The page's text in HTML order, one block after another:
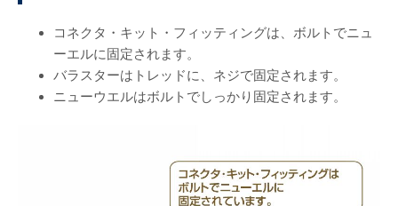
コネクタ・キット・フィッティングは、ボルトでニュ
ーエルに固定されます。
バラスターはトレッドに、ネジで固定されます。
ニューウエルはボルトでしっかり固定されます。